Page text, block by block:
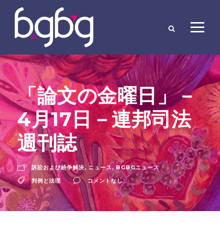
「論文の金曜日」－
4月17日－連邦司法
週刊誌
訴訟および紛争解決, ニュース, BGBGニュース
判例と法理
コメントなし